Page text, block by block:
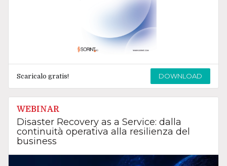
Scaricalo gratis! DOWNLOAD
WEBINAR
Disaster Recovery as a Service: dalla
continuità operativa alla resilienza del
business